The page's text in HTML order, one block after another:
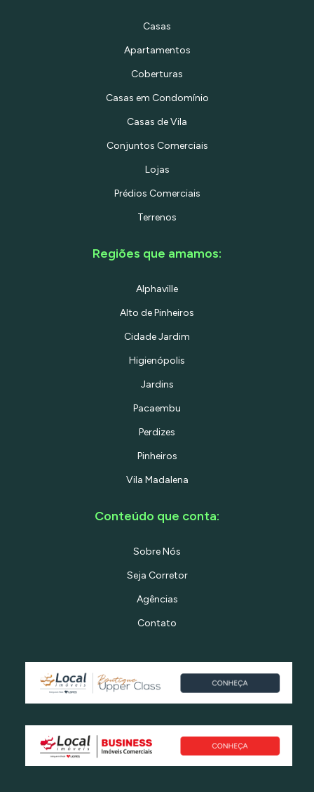
Casas
Apartamentos
Coberturas
Casas em Condomínio
Casas de Vila
Conjuntos Comerciais
Lojas
Prédios Comerciais
Terrenos
Regiões que amamos:
Alphaville
Alto de Pinheiros
Cidade Jardim
Higienópolis
Jardins
Pacaembu
Perdizes
Pinheiros
Vila Madalena
Conteúdo que conta:
Sobre Nós
Seja Corretor
Agências
Contato